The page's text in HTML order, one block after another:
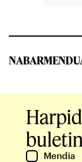
Mendia